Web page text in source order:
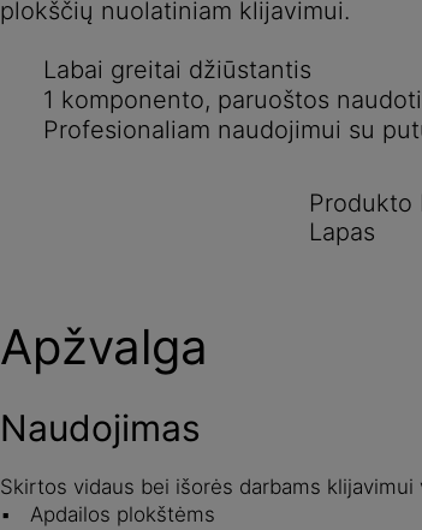
plokščių nuolatiniam klijavimui.
Labai greitai džiūstantis
1 komponento, paruoštos naudoti
Profesionaliam naudojimui su
Produkto
Lapas
Apžvalga
Naudojimas
Skirtos vidaus bei išorės darbams
Apdailos plokštėms